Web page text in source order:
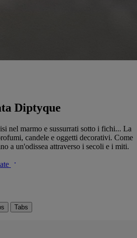
Diptyque
nel marmo e sussurrati sotto i fichi... La
candele e oggetti decorativi. Come
a un'odissea attraverso i secoli e i miti.
Tabs